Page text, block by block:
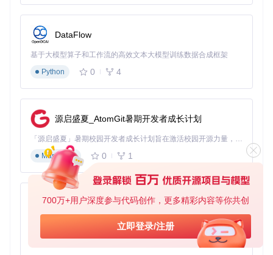
700万+用户深度参与代码创作，更多精彩内容等你共创
立即登录/注册
执行以下命令克隆项目仓库，获取最新EFI配置：
git clone
准备EFI文件
进入项目目录：
cd X230-Hackintosh
查看EFI目录结构：ls EFI
Kexts：设备驱动文件
Drivers：引导所需驱动
制作启动U盘
使用磁盘工具将U盘格式化为GUID分区表（GPT）
创建macOS安装分区（至少6GB）
将下载的EFI文件夹复制到U盘的EFI分区
将macOS安装文件写入U盘
注意事项：U盘制作过程会格式化所有数据，请提前备份重
要文件。建议使用高速U盘以加快安装速度。
系统安装流程：从启动到配置
DataFlow
基于大模型算子和工作流的高效文本大模型训练数据合成框架
Python
0 4
源启盛夏_AtomGit暑期开发者成长计划
「源启盛夏」暑期校园开发者成长计划旨在激活校园开源力量，通过积分激励、认证扶持、资源倾斜等形式，引导高校组织和开发者完成「入驻 — 建项目 — 做贡献 — 获认证 — 得资源」的完整闭环。无论你是想带领社团入驻平台的组织者，还是希望用代码贡献证明自己的开发者，都能在这里找到属于你的成长路径。
Markdown
0 1
py-xiaozhi
基于Python的Xiaozhi AI，适用于想要完整Xiaozhi体验而无需拥有专用硬件的用户。
Python
0 1